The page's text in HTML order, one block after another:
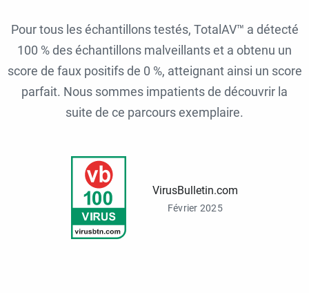
Pour tous les échantillons testés, TotalAV™ a détecté
100 % des échantillons malveillants et a obtenu un
score de faux positifs de 0 %, atteignant ainsi un score
parfait. Nous sommes impatients de découvrir la
suite de ce parcours exemplaire.
VirusBulletin.com
Février 2025